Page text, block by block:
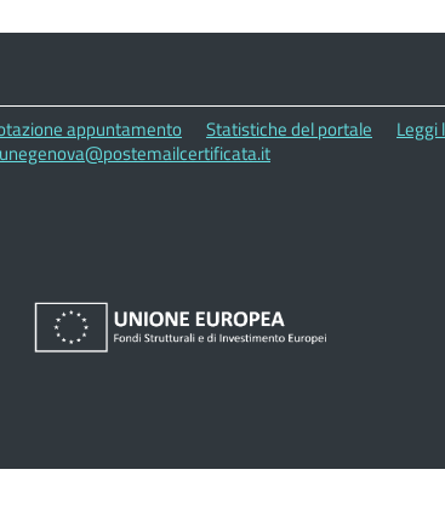
appuntamento Statistiche del portale Leggi